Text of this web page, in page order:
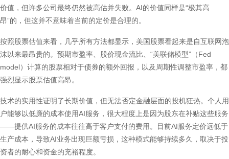
价值，但许多公司最终仍然被高估并失败。AI的价值同样是“极其高
昂”的，但这并不意味着当前的定价是合理的。
按照股票估值来看，几乎所有方法都显示，美国股票看起来是自互联网泡
沫以来最昂贵的。预期市盈率、股价现金流比、“美联储模型”（Fed
model）计算的股票相对于债券的额外回报，以及周期性调整市盈率，都
强烈显示股票估值高昂。
技术的实用性证明了长期价值，但无法否定金融层面的投机狂热。个人用
户能够以低廉的成本使用AI服务，很大程度上是因为股东在补贴这些服务
——提供AI服务的成本往往高于客户支付的费用。目前AI服务定价远低于
生产成本，导致AI业务出现巨额亏损，这种模式能够持续多久，取决于投
资者的耐心和资金的充裕程度。